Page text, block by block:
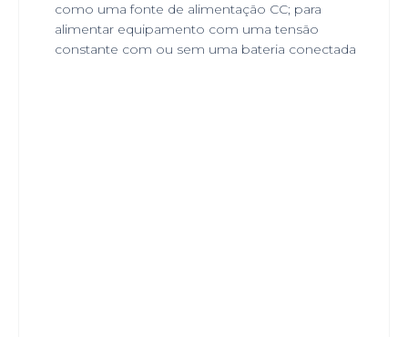
como uma fonte de alimentação CC; para
alimentar equipamento com uma tensão
constante com ou sem uma bateria conectada